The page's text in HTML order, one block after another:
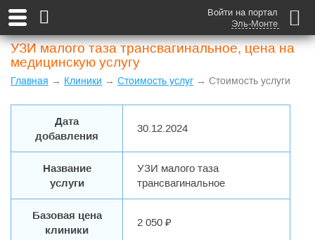
Войти на портал
Эль-Монте
УЗИ малого таза трансвагинальное, цена на
медицинскую услугу
Главная → Клиники → Стоимость услуг → Стоимость услуги
Дата
добавления
30.12.2024
Название
услуги
УЗИ малого таза
трансвагинальное
Базовая цена
клиники
2 050 ₽